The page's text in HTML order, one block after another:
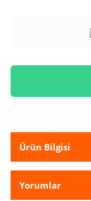
Ürün Bilgisi
Yorumlar